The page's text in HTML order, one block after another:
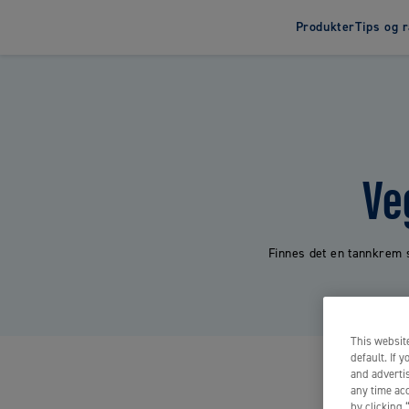
ProdukterTips og
Finnes det en
This
default. If
and
any time